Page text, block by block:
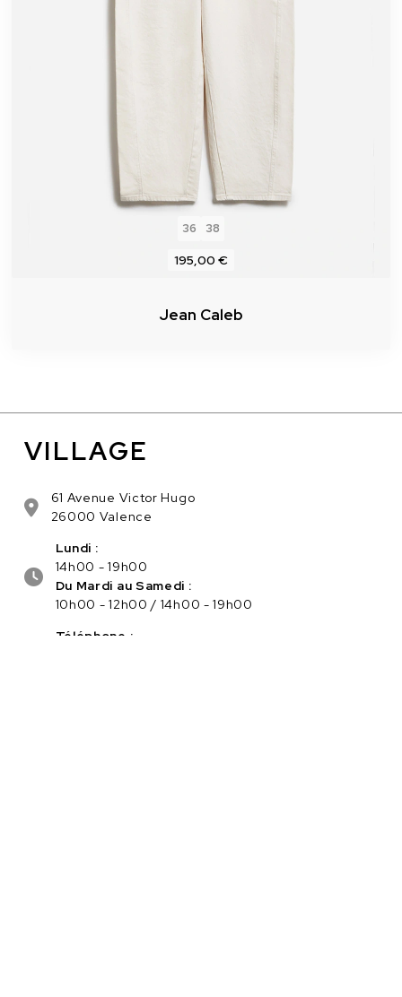
36 38
195,00 €
Jean Caleb
VILLAGE
61 Avenue Victor Hugo
26000 Valence
Lundi :
14h00 - 19h00
Du Mardi au Samedi :
10h00 - 12h00 / 14h00 - 19h00
Téléphone :